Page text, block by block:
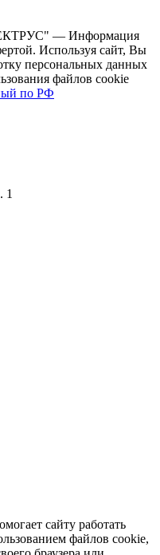
— Информация
Используя сайт, Вы
персональных данных
файлов cookie
по РФ
1
сайту работать
файлов cookie,